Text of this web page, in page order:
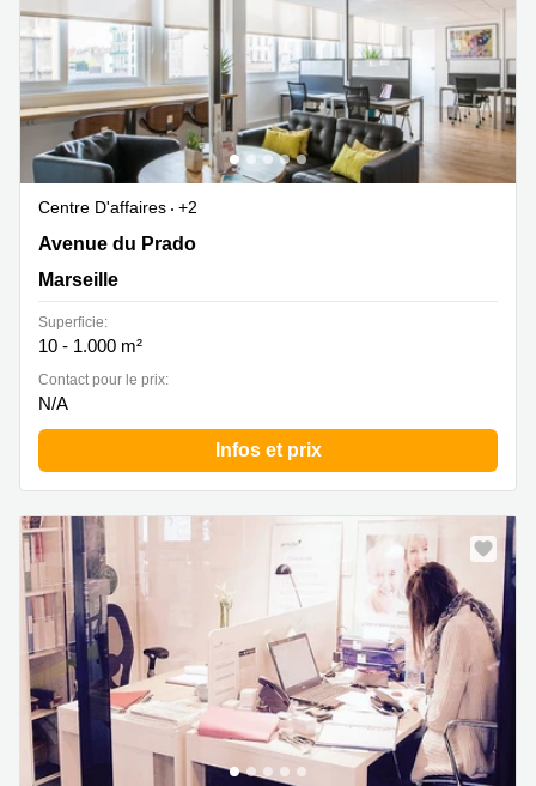
Centre D'affaires
+2
24 Avenue du Prado , Marseille
Avenue du Prado
Marseille
Superficie:
10 - 1.000 m²
Contact pour le prix:
N/A
Infos et prix